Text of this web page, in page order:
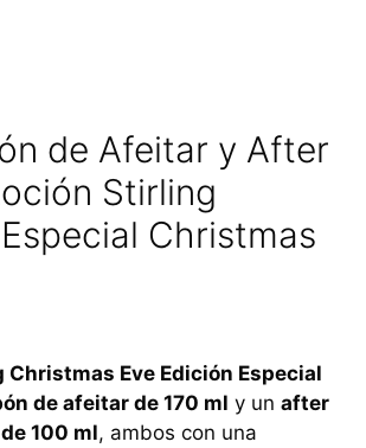
de Afeitar y After
Stirling
Christmas
Christmas Eve Edición Especial
de afeitar de 170 ml y un after
100 ml, ambos con una